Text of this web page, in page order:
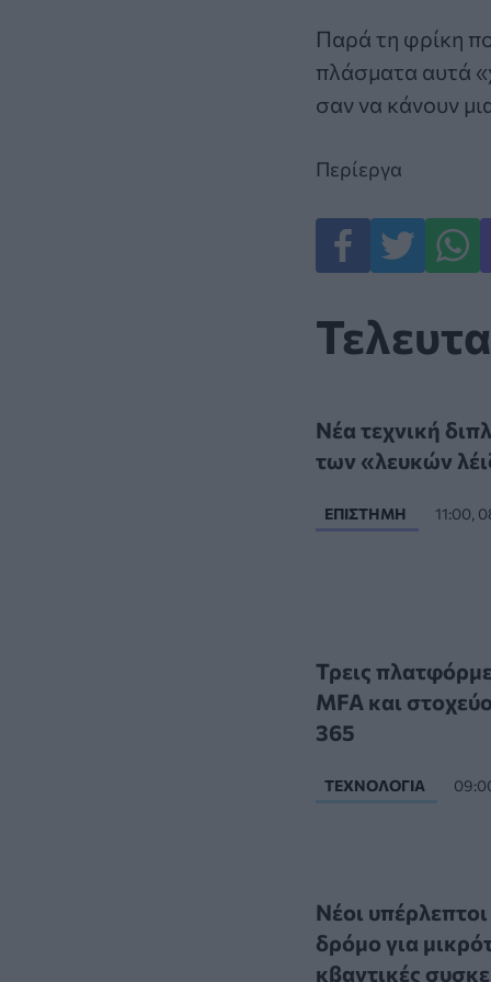
Παρά τη φρίκη
πλάσματα αυτά
σαν να κάνουν
Περίεργα
Νέα τεχνική
των «λευκών
ΕΠΙΣΤΉΜΗ 11:00,
Τρεις
MFA και
365
ΤΕΧΝΟΛΟΓΊΑ
Νέοι
δρόμο για
κβαντικές